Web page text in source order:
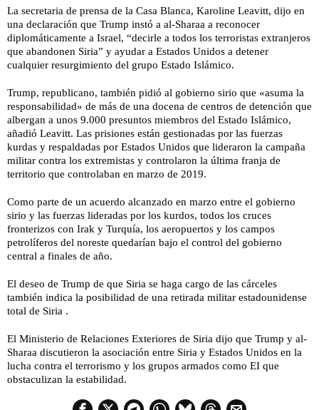
La secretaria de prensa de la Casa Blanca, Karoline Leavitt, dijo en
una declaración que Trump instó a al-Sharaa a reconocer
diplomáticamente a Israel, “decirle a todos los terroristas extranjeros
que abandonen Siria” y ayudar a Estados Unidos a detener
cualquier resurgimiento del grupo Estado Islámico.
Trump, republicano, también pidió al gobierno sirio que «asuma la
responsabilidad» de más de una docena de centros de detención que
albergan a unos 9.000 presuntos miembros del Estado Islámico,
añadió Leavitt. Las prisiones están gestionadas por las fuerzas
kurdas y respaldadas por Estados Unidos que lideraron la campaña
militar contra los extremistas y controlaron la última franja de
territorio que controlaban en marzo de 2019.
Como parte de un acuerdo alcanzado en marzo entre el gobierno
sirio y las fuerzas lideradas por los kurdos, todos los cruces
fronterizos con Irak y Turquía, los aeropuertos y los campos
petrolíferos del noreste quedarían bajo el control del gobierno
central a finales de año.
El deseo de Trump de que Siria se haga cargo de las cárceles
también indica la posibilidad de una retirada militar estadounidense
total de Siria .
El Ministerio de Relaciones Exteriores de Siria dijo que Trump y al-
Sharaa discutieron la asociación entre Siria y Estados Unidos en la
lucha contra el terrorismo y los grupos armados como EI que
obstaculizan la estabilidad.